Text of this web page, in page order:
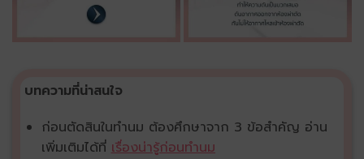
บทความที่น่าสนใจ
ก่อนตัดสินในทำนม ต้องศึกษาจาก 3 ข้อสำคัญ อ่าน
เพิ่มเติมได้ที่ เรื่องน่ารู้ก่อนทำนม